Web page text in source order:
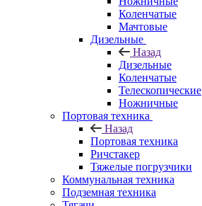
Коленчатые
Мачтовые
Дизельные
Назад
Дизельные
Коленчатые
Телескопические
Ножничные
Портовая техника
Назад
Портовая техника
Ричстакер
Тяжелые погрузчики
Коммунальная техника
Подземная техника